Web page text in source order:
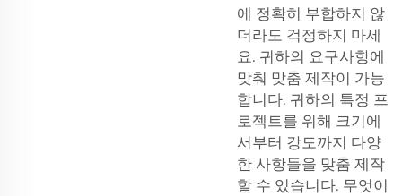
에 정확히 부합하지 않
더라도 걱정하지 마세
요. 귀하의 요구사항에
맞춰 맞춤 제작이 가능
합니다. 귀하의 특정 프
로젝트를 위해 크기에
서부터 강도까지 다양
한 사항들을 맞춤 제작
할 수 있습니다. 무엇이